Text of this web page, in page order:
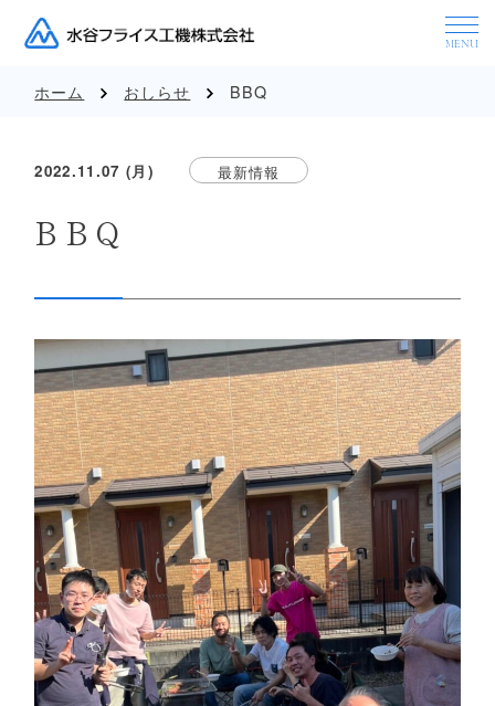
ホーム おしらせ BBQ
2022.11.07 (月) 最新情報
BBQ